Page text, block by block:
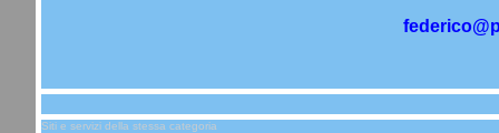
Siti e servizi della stessa categoria